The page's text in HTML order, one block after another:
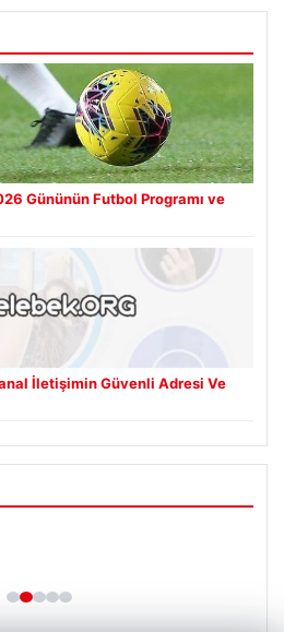
Gününün Futbol Programı ve
İletişimin Güvenli Adresi Ve